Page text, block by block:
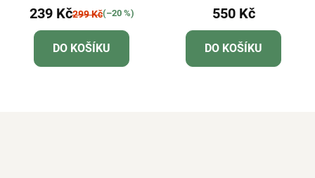
239 Kč299 Kč(–20 %)
DO KOŠÍKU
550 Kč
DO KOŠÍKU